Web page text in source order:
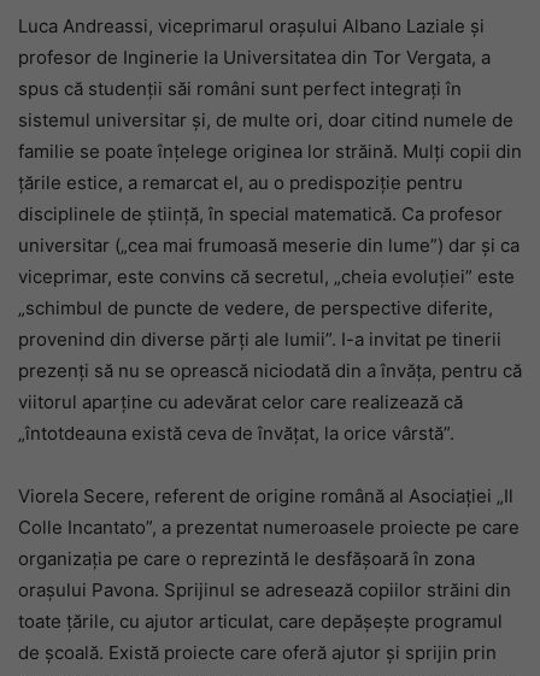
Luca Andreassi, viceprimarul orașului Albano Laziale și
profesor de Inginerie la Universitatea din Tor Vergata, a
spus că studenții săi români sunt perfect integrați în
sistemul universitar și, de multe ori, doar citind numele de
familie se poate înțelege originea lor străină. Mulți copii din
țările estice, a remarcat el, au o predispoziție pentru
disciplinele de știință, în special matematică. Ca profesor
universitar („cea mai frumoasă meserie din lume”) dar și ca
viceprimar, este convins că secretul, „cheia evoluției” este
„schimbul de puncte de vedere, de perspective diferite,
provenind din diverse părți ale lumii”. I-a invitat pe tinerii
prezenți să nu se oprească niciodată din a învăța, pentru că
viitorul aparține cu adevărat celor care realizează că
„întotdeauna există ceva de învățat, la orice vârstă”.
Viorela Secere, referent de origine română al Asociației „Il
Colle Incantato”, a prezentat numeroasele proiecte pe care
organizația pe care o reprezintă le desfășoară în zona
orașului Pavona. Sprijinul se adresează copiilor străini din
toate țările, cu ajutor articulat, care depășește programul
de școală. Există proiecte care oferă ajutor și sprijin prin